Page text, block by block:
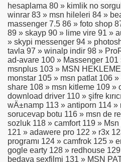
hesaplama 80 » kimlik no
winrar 83 » msn hileleri 84 »
massenger 7.5 86 » foto shop
89 » skayp 90 » lime vire 91 »
» skypi messenger 94 »
tavla 97 » winalp indir 98 »
ad-avare 100 » Massenger
msnplus 103 » MSN
monstar 105 » msn patlat 106
share 108 » msn kitleme 109 »
download driver 110 » şifre
wÄ±namp 113 » antiporn 114
sorucevap botu 116 » msn de
sozluk 118 » camfort 119 »
121 » adawere pro 122 » r3x
programı 124 » camfrok 125 »
gogle earty 128 » redhouse
bedava sexfilmi 131 » MSN